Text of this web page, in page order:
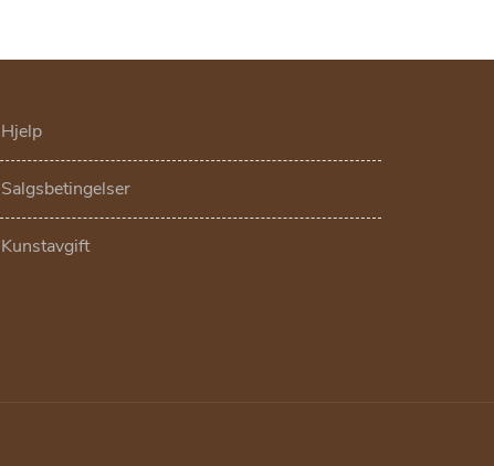
Hjelp
Salgsbetingelser
Kunstavgift